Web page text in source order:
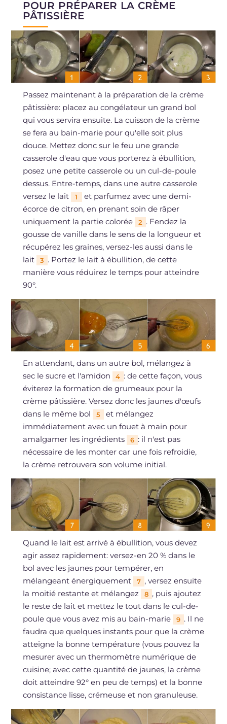
POUR PRÉPARER LA CRÈME
PÂTISSIÈRE
Passez maintenant à la préparation de la crème
pâtissière: placez au congélateur un grand bol
qui vous servira ensuite. La cuisson de la crème
se fera au bain-marie pour qu'elle soit plus
douce. Mettez donc sur le feu une grande
casserole d'eau que vous porterez à ébullition,
posez une petite casserole ou un cul-de-poule
dessus. Entre-temps, dans une autre casserole
versez le lait
1
et parfumez avec une demi-
écorce de citron, en prenant soin de râper
uniquement la partie colorée
2 . Fendez la
gousse de vanille dans le sens de la longueur et
récupérez les graines, versez-les aussi dans le
lait
3 . Portez le lait à ébullition, de cette
manière vous réduirez le temps pour atteindre
90°.
En attendant, dans un autre bol, mélangez à
sec le sucre et l'amidon
4 : de cette façon, vous
éviterez la formation de grumeaux pour la
crème pâtissière. Versez donc les jaunes d'œufs
dans le même bol
5
et mélangez
immédiatement avec un fouet à main pour
amalgamer les ingrédients
6 : il n'est pas
nécessaire de les monter car une fois refroidie,
la crème retrouvera son volume initial.
Quand le lait est arrivé à ébullition, vous devez
agir assez rapidement: versez-en 20 % dans le
bol avec les jaunes pour tempérer, en
mélangeant énergiquement
7 , versez ensuite
la moitié restante et mélangez
8 , puis ajoutez
le reste de lait et mettez le tout dans le cul-de-
poule que vous avez mis au bain-marie
9 . Il ne
faudra que quelques instants pour que la crème
atteigne la bonne température (vous pouvez la
mesurer avec un thermomètre numérique de
cuisine; avec cette quantité de jaunes, la crème
doit atteindre 92° en peu de temps) et la bonne
consistance lisse, crémeuse et non granuleuse.